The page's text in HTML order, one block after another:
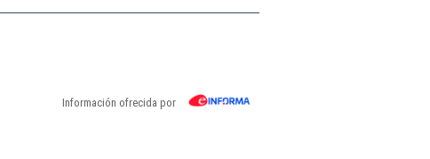
Información ofrecida por